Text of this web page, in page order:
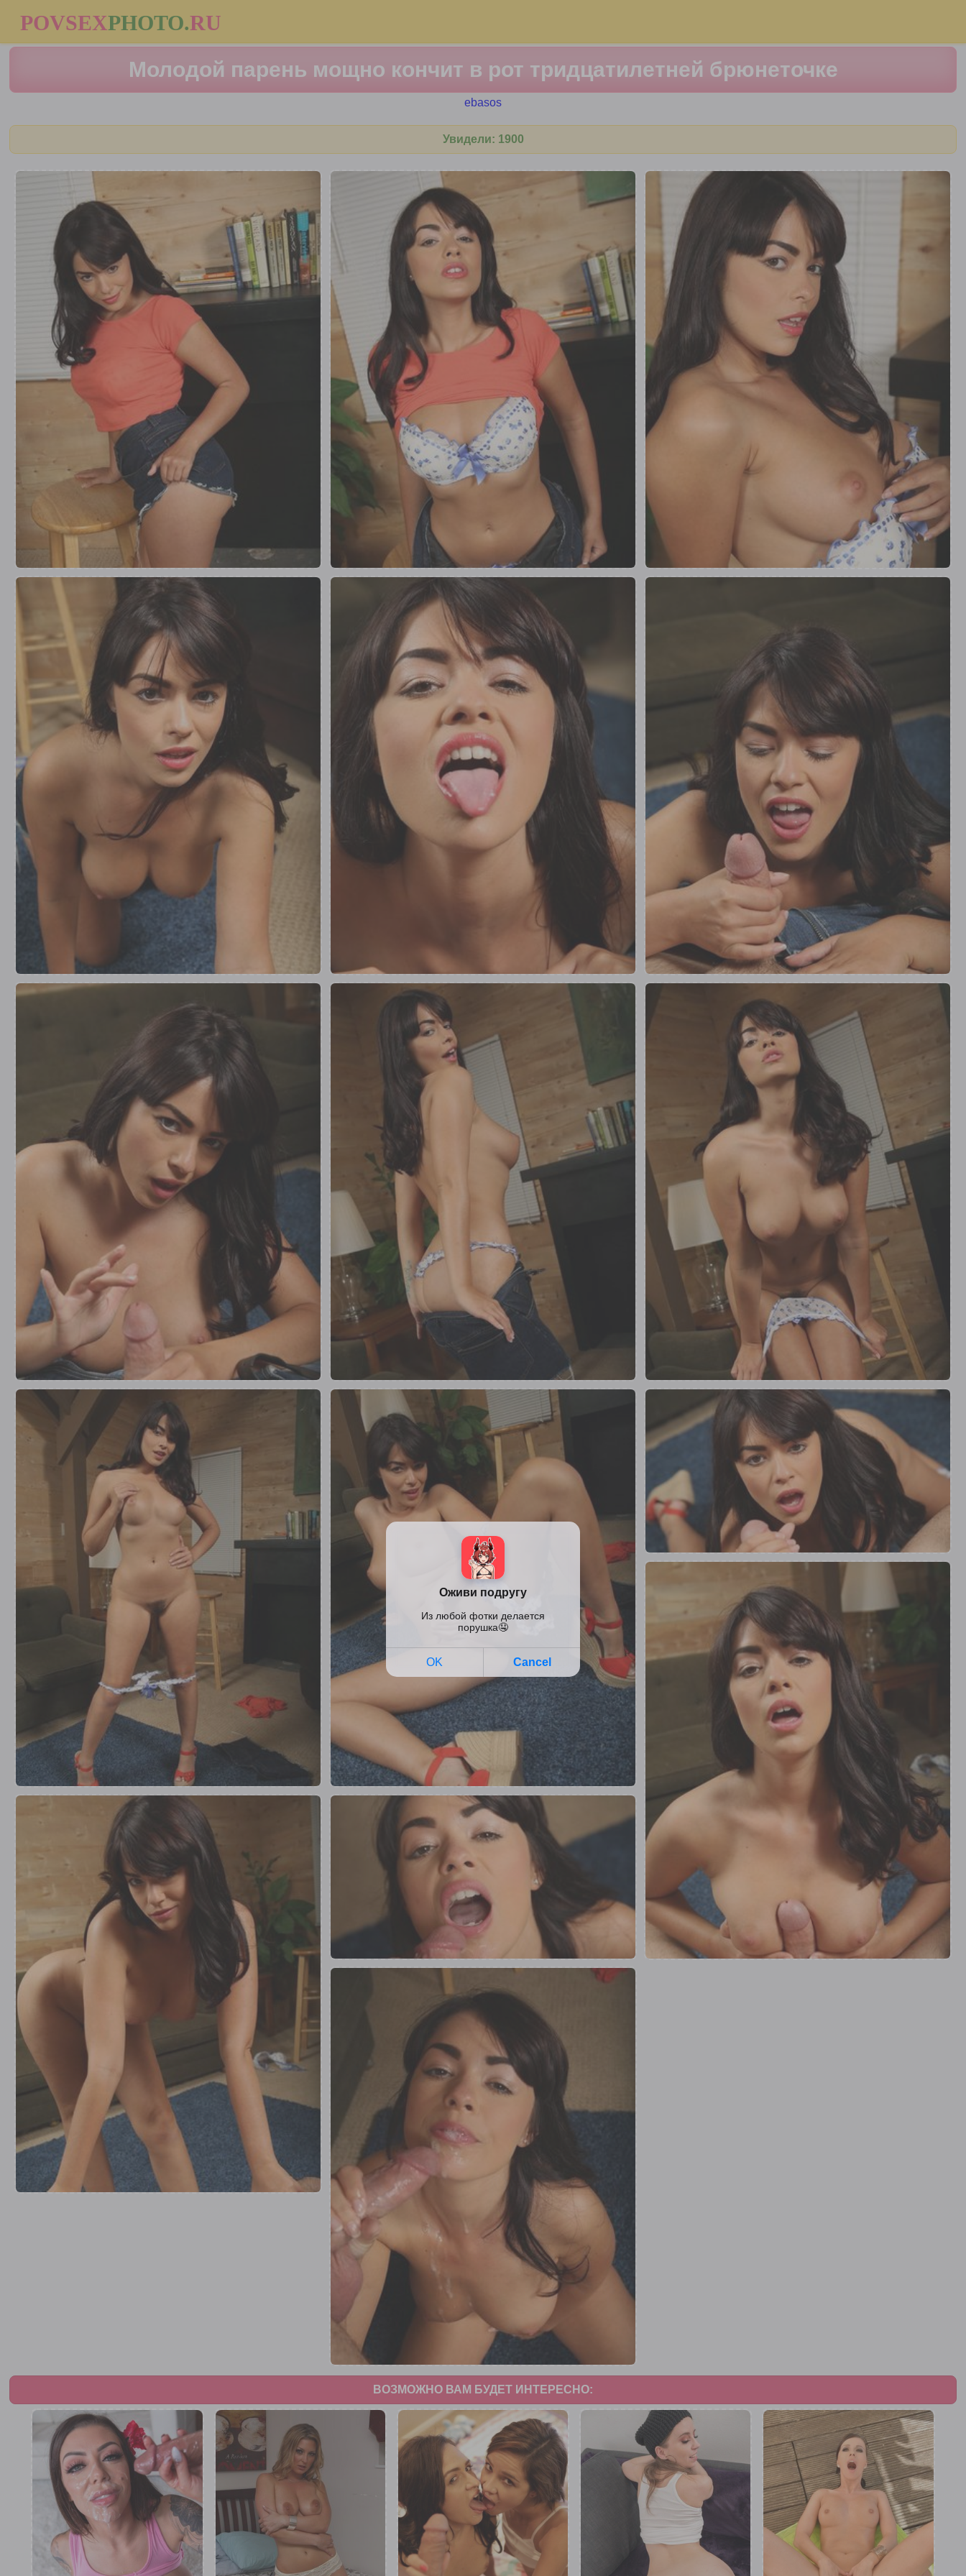
POVSEXPHOTO.RU
Молодой парень мощно кончит в рот тридцатилетней брюнеточке
ebasos
Увидели: 1900
ВОЗМОЖНО ВАМ БУДЕТ ИНТЕРЕСНО: